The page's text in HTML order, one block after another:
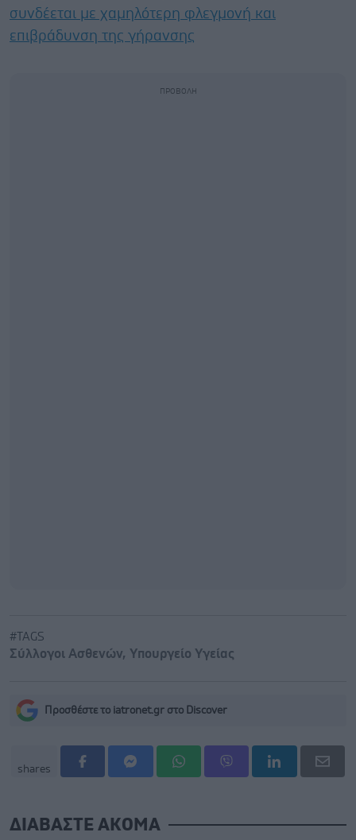
συνδέεται με χαμηλότερη φλεγμονή και
επιβράδυνση της γήρανσης
#TAGS
Σύλλογοι Ασθενών, Υπουργείο Υγείας
Προσθέστε το iatronet.gr στο Discover
shares
ΔΙΑΒΑΣΤΕ ΑΚΟΜΑ